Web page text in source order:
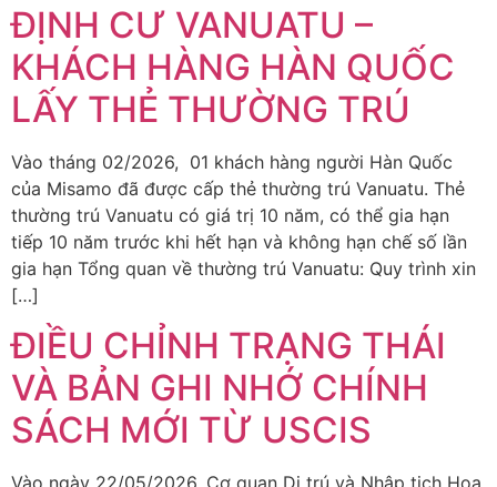
ĐỊNH CƯ VANUATU –
KHÁCH HÀNG HÀN QUỐC
LẤY THẺ THƯỜNG TRÚ
Vào tháng 02/2026, 01 khách hàng người Hàn Quốc
của Misamo đã được cấp thẻ thường trú Vanuatu. Thẻ
thường trú Vanuatu có giá trị 10 năm, có thể gia hạn
tiếp 10 năm trước khi hết hạn và không hạn chế số lần
gia hạn Tổng quan về thường trú Vanuatu: Quy trình xin
[…]
ĐIỀU CHỈNH TRẠNG THÁI
VÀ BẢN GHI NHỚ CHÍNH
SÁCH MỚI TỪ USCIS
Vào ngày 22/05/2026, Cơ quan Di trú và Nhập tịch Hoa